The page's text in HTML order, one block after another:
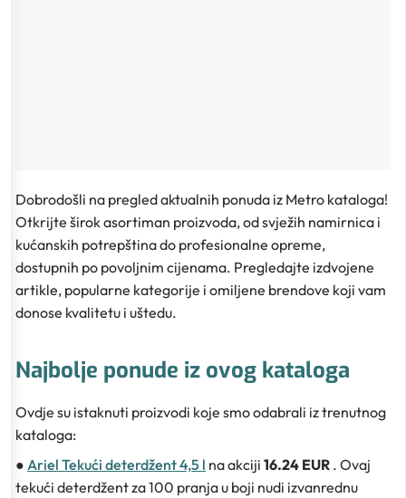
Dobrodošli na pregled aktualnih ponuda iz Metro kataloga!
Otkrijte širok asortiman proizvoda, od svježih namirnica i
kućanskih potrepština do profesionalne opreme,
dostupnih po povoljnim cijenama. Pregledajte izdvojene
artikle, popularne kategorije i omiljene brendove koji vam
donose kvalitetu i uštedu.
Najbolje ponude iz ovog kataloga
Ovdje su istaknuti proizvodi koje smo odabrali iz trenutnog
kataloga:
● Ariel Tekući deterdžent 4,5 l na akciji 16.24 EUR . Ovaj
tekući deterdžent za 100 pranja u boji nudi izvanrednu